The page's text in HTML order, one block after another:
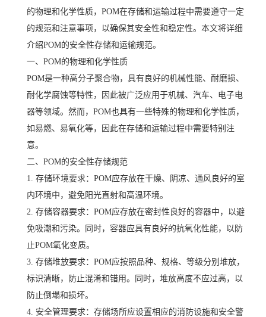
的物理和化学性质，POM在存储和运输过程中需要遵守一定
的规范和注意事项，以确保其安全性和稳定性。本文将详细
介绍POM的安全性存储和运输规范。
一、POM的物理和化学性质
POM是一种高分子聚合物，具有良好的机械性能、耐磨损、
耐化学腐蚀等特性，因此被广泛应用于机械、汽车、电子电
器等领域。然而，POM也具有一些特殊的物理和化学性质，
如易燃、易氧化等，因此在存储和运输过程中需要特别注
意。
二、POM的安全性存储规范
1. 存储环境要求：POM应存放在干燥、阴凉、通风良好的室
内环境中，避免阳光直射和高温环境。
2. 存储容器要求：POM应存放在密封性良好的容器中，以避
免吸潮和污染。同时，容器应具有良好的抗氧化性能，以防
止POM氧化变质。
3. 存储堆放要求：POM应按照品种、规格、等级分别堆放，
标识清晰，防止混淆和错用。同时，堆放高度不应过高，以
防止倒塌和损坏。
4. 安全管理要求：存储场所应设置相应的消防设施和安全警